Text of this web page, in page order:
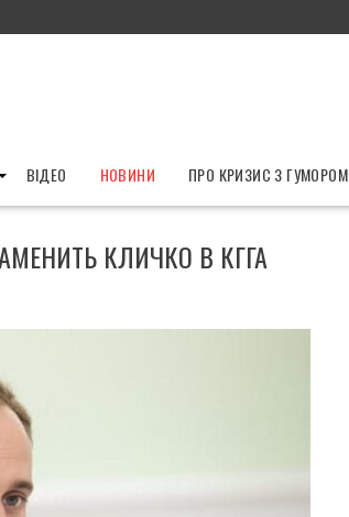
ВІДЕО НОВИНИ ПРО КРИЗИС З ГУМОРОМ
КЛИЧКО В КГГА